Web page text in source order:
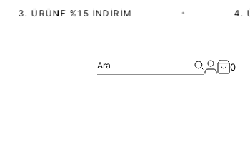
3. ÜRÜNE %15 İNDIRIM 4.
Ara 0